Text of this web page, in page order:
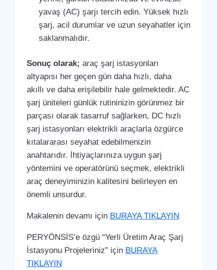
yavaş (AC) şarjı tercih edin. Yüksek hızlı
şarj, acil durumlar ve uzun seyahatler için
saklanmalıdır.
Sonuç olarak; araç şarj istasyonları
altyapısı her geçen gün daha hızlı, daha
akıllı ve daha erişilebilir hale gelmektedir. AC
şarj üniteleri günlük rutininizin görünmez bir
parçası olarak tasarruf sağlarken, DC hızlı
şarj istasyonları elektrikli araçlarla özgürce
kıtalararası seyahat edebilmenizin
anahtarıdır. İhtiyaçlarınıza uygun şarj
yöntemini ve operatörünü seçmek, elektrikli
araç deneyiminizin kalitesini belirleyen en
önemli unsurdur.
Makalenin devamı için BURAYA TIKLAYIN
PERYÖNSİS’e özgü “Yerli Üretim Araç Şarj
İstasyonu Projeleriniz” için BURAYA
TIKLAYIN